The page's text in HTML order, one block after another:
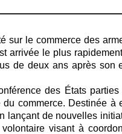
la
en
par
les
sur le commerce des
arrivée le plus
de deux ans après
des États
commerce. Destinée
lançant de nouvelles
visant à